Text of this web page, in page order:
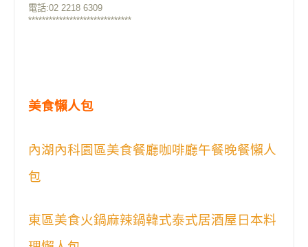
電話:02 2218 6309
******************************
美食懶人包
內湖內科園區美食餐廳咖啡廳午餐晚餐懶人
包
東區美食火鍋麻辣鍋韓式泰式居酒屋日本料